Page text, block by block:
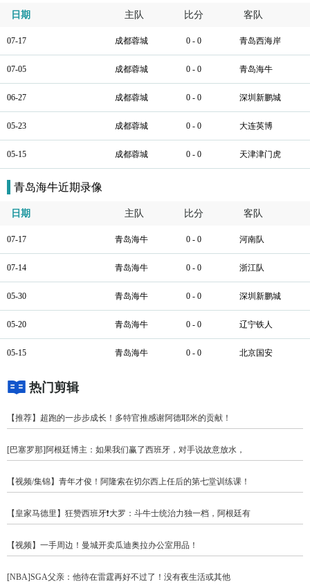
日期 主队 比分 客队
07-17 成都蓉城 0 - 0 青岛西海岸
07-05 成都蓉城 0 - 0 青岛海牛
06-27 成都蓉城 0 - 0 深圳新鹏城
05-23 成都蓉城 0 - 0 大连英博
05-15 成都蓉城 0 - 0 天津津门虎
青岛海牛近期录像
日期 主队 比分 客队
07-17 青岛海牛 0 - 0 河南队
07-14 青岛海牛 0 - 0 浙江队
05-30 青岛海牛 0 - 0 深圳新鹏城
05-20 青岛海牛 0 - 0 辽宁铁人
05-15 青岛海牛 0 - 0 北京国安
热门剪辑
【推荐】超跑的一步步成长！多特官推感谢阿德耶米的贡献！
[巴塞罗那]阿根廷博主：如果我们赢了西班牙，对手说故意放水，
【视频/集锦】青年才俊！阿隆索在切尔西上任后的第七堂训练课！
【皇家马德里】狂赞西班牙❗大罗：斗牛士统治力独一档，阿根廷有
【视频】一手周边！曼城开卖瓜迪奥拉办公室用品！
[NBA]SGA父亲：他待在雷霆再好不过了！没有夜生活或其他